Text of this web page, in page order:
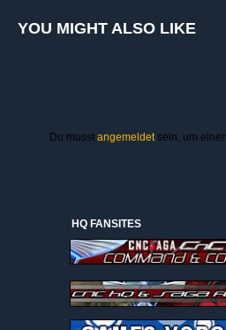
YOU MIGHT ALSO LIKE
Du musst angemeldetsein, um
HQ FANSITES